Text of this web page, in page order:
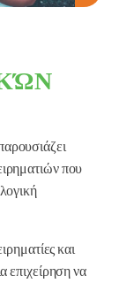
που
και
επιχείρηση να